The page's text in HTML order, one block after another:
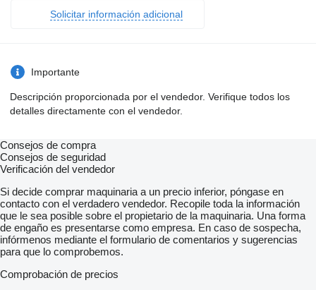
Solicitar información adicional
Importante
Descripción proporcionada por el vendedor. Verifique todos los
detalles directamente con el vendedor.
Consejos de compra
Consejos de seguridad
Verificación del vendedor
Si decide comprar maquinaria a un precio inferior, póngase en
contacto con el verdadero vendedor. Recopile toda la información
que le sea posible sobre el propietario de la maquinaria. Una forma
de engaño es presentarse como empresa. En caso de sospecha,
infórmenos mediante el formulario de comentarios y sugerencias
para que lo comprobemos.
Comprobación de precios